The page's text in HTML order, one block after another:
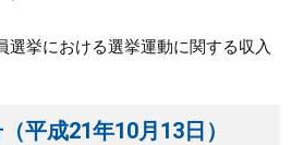
挙における選挙運動に関する収入
平成21年10月13日）